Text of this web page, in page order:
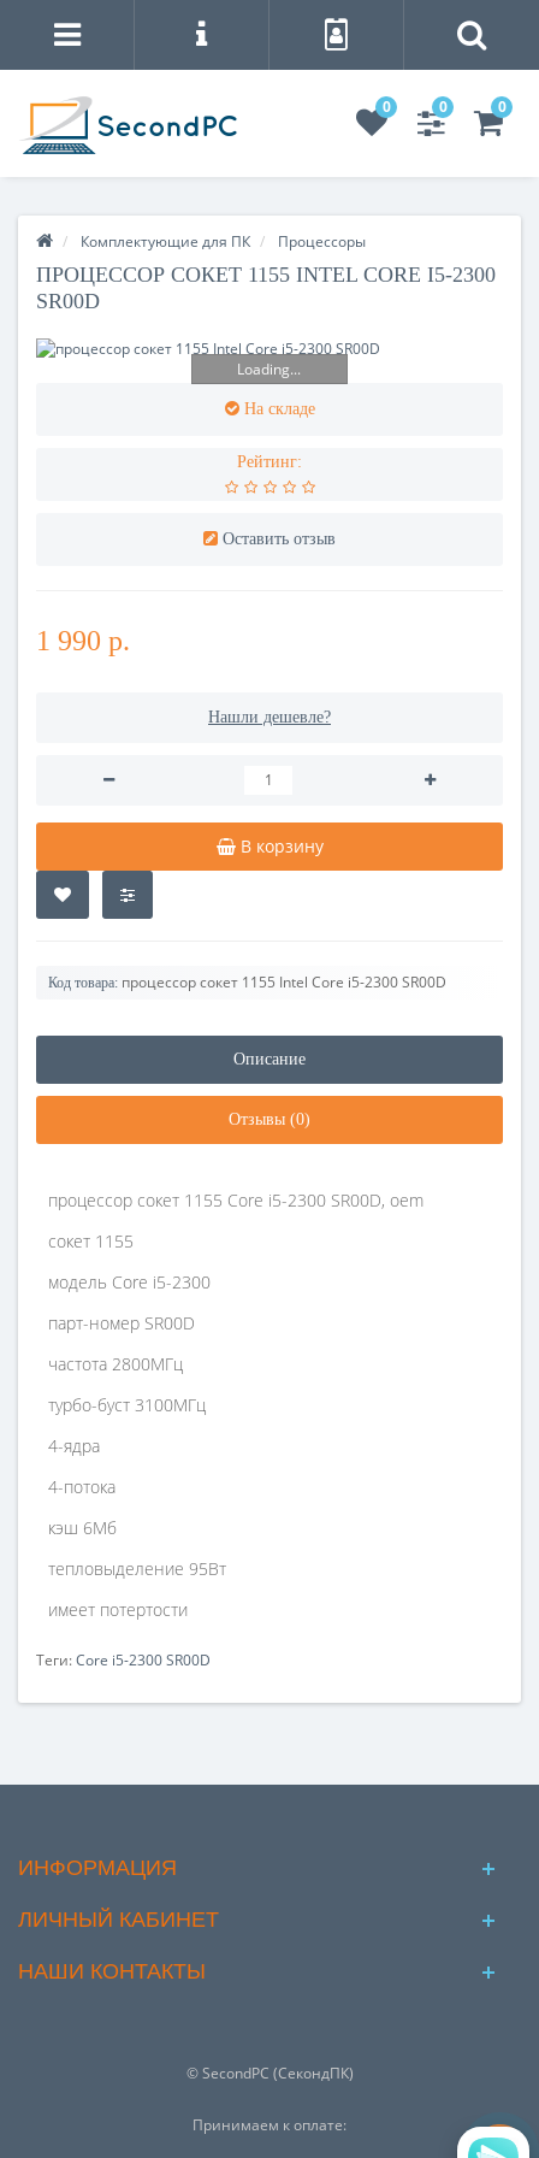
0 0 0
Комплектующие для ПК Процесcоры
ПРОЦЕССОР СОКЕТ 1155 INTEL CORE I5-2300
SR00D
Loading...
На складе
Рейтинг:
Оставить отзыв
1 990 р.
Нашли дешевле?
В корзину
Код товара: процессор сокет 1155 Intel Core i5-2300 SR00D
Описание
Отзывы (0)
процессор сокет 1155 Core i5-2300 SR00D, oem
сокет 1155
модель Core i5-2300
парт-номер SR00D
частота 2800МГц
турбо-буст 3100МГц
4-ядра
4-потока
кэш 6Мб
тепловыделение 95Вт
имеет потертости
Теги:Core i5-2300 SR00D
ИНФОРМАЦИЯ
ЛИЧНЫЙ КАБИНЕТ
НАШИ КОНТАКТЫ
© SecondPC (СекондПК)
Принимаем к оплате: